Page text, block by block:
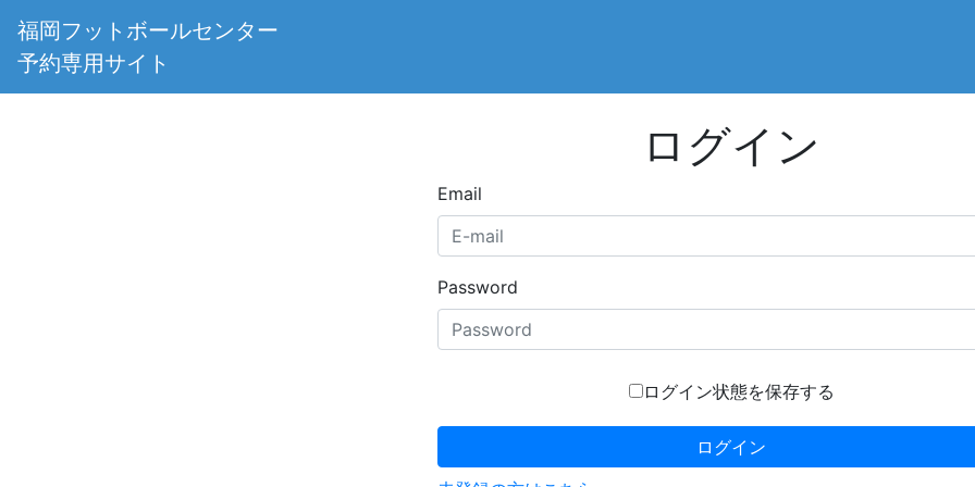
福岡フットボールセンター
予約専用サイト
ログイン
Email
Password
ログイン状態を保存する
ログイン